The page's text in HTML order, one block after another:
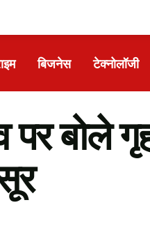
बिजनेस टेक्नोलॉजी
बोले